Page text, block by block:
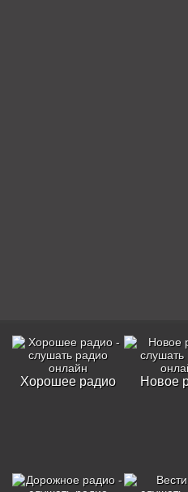
Хорошее радио Новое